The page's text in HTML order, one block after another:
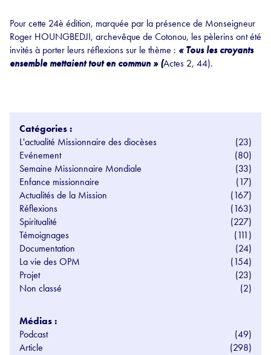
Pour cette 24è édition, marquée par la présence de Monseigneur
Roger HOUNGBEDJI, archevêque de Cotonou, les pèlerins ont été
invités à porter leurs réflexions sur le thème : « Tous les croyants
ensemble mettaient tout en commun » (Actes 2, 44).
Catégories :
L'actualité Missionnaire des diocèses
(23)
Evénement
(80)
Semaine Missionnaire Mondiale
(33)
Enfance missionnaire
(17)
Actualités de la Mission
(167)
Réflexions
(163)
Spiritualité
(227)
Témoignages
(111)
Documentation
(24)
La vie des OPM
(154)
Projet
(23)
Non classé
(2)
Médias :
Podcast
(49)
Article
(298)